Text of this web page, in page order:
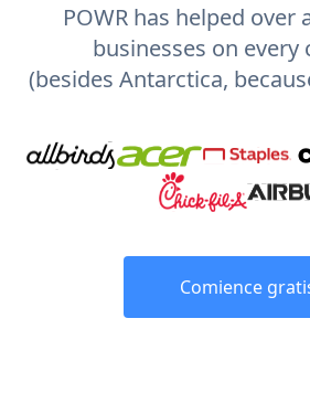
POWR has helped over
businesses on every
(besides Antarctica,
Comience